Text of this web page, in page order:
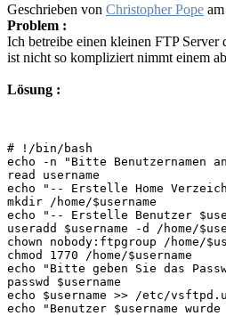
Geschrieben von Christopher Pope am
Problem :
Ich betreibe einen kleinen FTP
ist nicht so kompliziert nimmt einem
Lösung :
# !/bin/bash
echo -n "Bitte Benutzernamen
read username
echo "-- Erstelle Home
mkdir /home/$username
echo "-- Erstelle Benutzer
useradd $username -d /home/
chown nobody:ftpgroup /home/
chmod 1770 /home/$username
echo "Bitte geben Sie das
passwd $username
echo $username >> /etc/
echo "Benutzer $username